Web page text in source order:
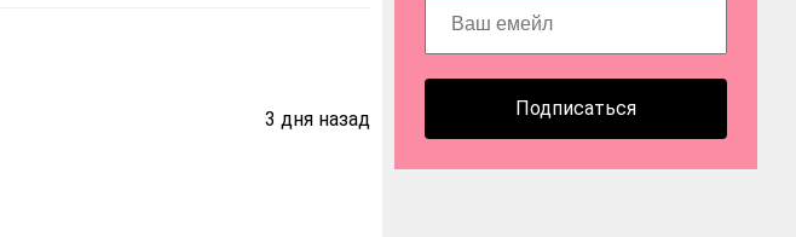
3 дня назад Подписаться